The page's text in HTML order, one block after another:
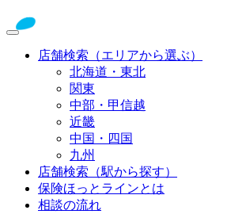
店舗検索（エリアから選ぶ）
北海道・東北
関東
中部・甲信越
近畿
中国・四国
九州
店舗検索（駅から探す）
保険ほっとラインとは
相談の流れ